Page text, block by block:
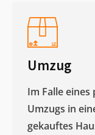
Umzug
Im Falle
Umzugs in
gekauftes